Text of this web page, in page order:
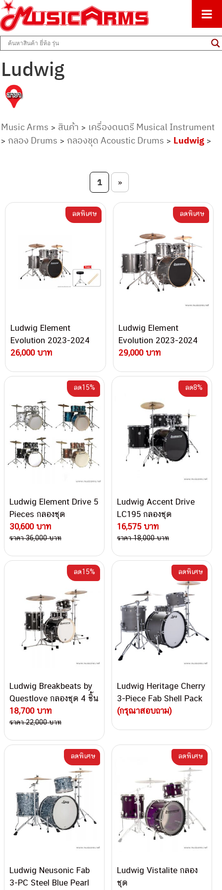
Music Arms
ศูนย์รวมครื่องดนตรีทุกชนิด ตั้งแต่เริ่มต้นถึงมืออาชีพ
Ludwig
Music Arms > สินค้า > เครื่องดนตรี Musical Instrument
> กลอง Drums > กลองชุด Acoustic Drums > Ludwig>
Post navigation 1 »
Ludwig Element
Evolution 2023-2024
กลองชุด 5 ใบ
26,000 บาท
ลดพิเศษ
Ludwig Element
Evolution 2023-2024
Model 6 pcs Shell Pack
29,000 บาท
ลดพิเศษ
Ludwig Element Drive 5
Pieces กลองชุด
30,600 บาท
ลด15%
ราคา 36,000 บาท
Ludwig Accent Drive
LC195 กลองชุด
16,575 บาท
ลด8%
ราคา 18,000 บาท
Ludwig Breakbeats by
Questlove กลองชุด 4 ชิ้น
18,700 บาท
ลด15%
ราคา 22,000 บาท
Ludwig Heritage Cherry
3-Piece Fab Shell Pack
With 22″ Bass Drum
(กรุณาสอบถาม)
ลดพิเศษ
Ludwig Neusonic Fab
3-PC Steel Blue Pearl
ลดพิเศษ
Ludwig Vistalite กลอง
ชุด
ลดพิเศษ